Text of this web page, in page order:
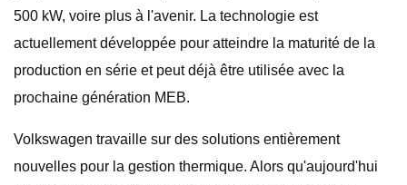
500 kW, voire plus à l'avenir. La technologie est
actuellement développée pour atteindre la maturité de la
production en série et peut déjà être utilisée avec la
prochaine génération MEB.
Volkswagen travaille sur des solutions entièrement
nouvelles pour la gestion thermique. Alors qu'aujourd'hui